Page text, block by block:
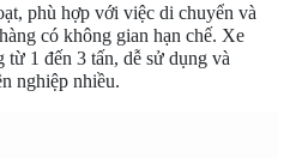
phù hợp với việc di chuyển và
có không gian hạn chế. Xe
từ 1 đến 3 tấn, dễ sử dụng và
nghiệp nhiều.